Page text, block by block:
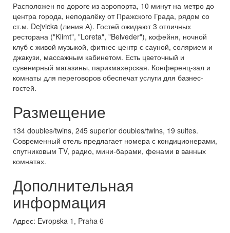
Расположен по дороге из аэропорта, 10 минут на метро до
центра города, неподалёку от Пражского Града, рядом со
ст.м. Dejvicka (линия А). Гостей ожидают 3 отличных
ресторана ("Klimt", "Loreta", "Belveder"), кофейня, ночной
клуб с живой музыкой, фитнес-центр с сауной, солярием и
джакузи, массажным кабинетом. Есть цветочный и
сувенирный магазины, парикмахерская. Конференц-зал и
комнаты для переговоров обеспечат услуги для базнес-
гостей.
Размещение
134 doubles/twins, 245 superior doubles/twins, 19 suites.
Современный отель предлагает номера с кондиционерами,
спутниковым TV, радио, мини-барами, фенами в ванных
комнатах.
Дополнительная
информация
Адрес: Evropska 1, Praha 6